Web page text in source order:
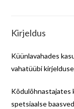
Kirjeldus
Küünlavahades
vahatüübi
Kõdulõhnastajates
spetsiaalse